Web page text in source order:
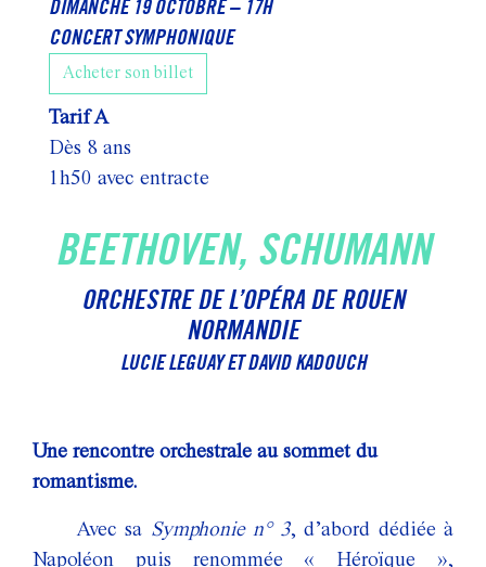
DIMANCHE 19 OCTOBRE – 17H
CONCERT SYMPHONIQUE
Acheter son billet
Tarif A
Dès 8 ans
1h50 avec entracte
BEETHOVEN, SCHUMANN
ORCHESTRE DE L’OPÉRA DE ROUEN
NORMANDIE
LUCIE LEGUAY ET DAVID KADOUCH
Une rencontre orchestrale au sommet du
romantisme.
Avec sa Symphonie n° 3, d’abord dédiée à
Napoléon puis renommée « Héroïque »,